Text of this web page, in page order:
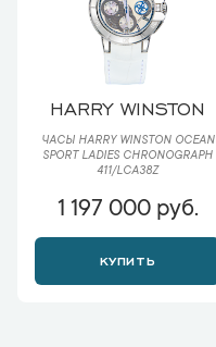
HARRY WINSTON
ЧАСЫ HARRY WINSTON OCEAN
SPORT LADIES CHRONOGRAPH
411/LCA38Z
1 197 000 руб.
КУПИТЬ